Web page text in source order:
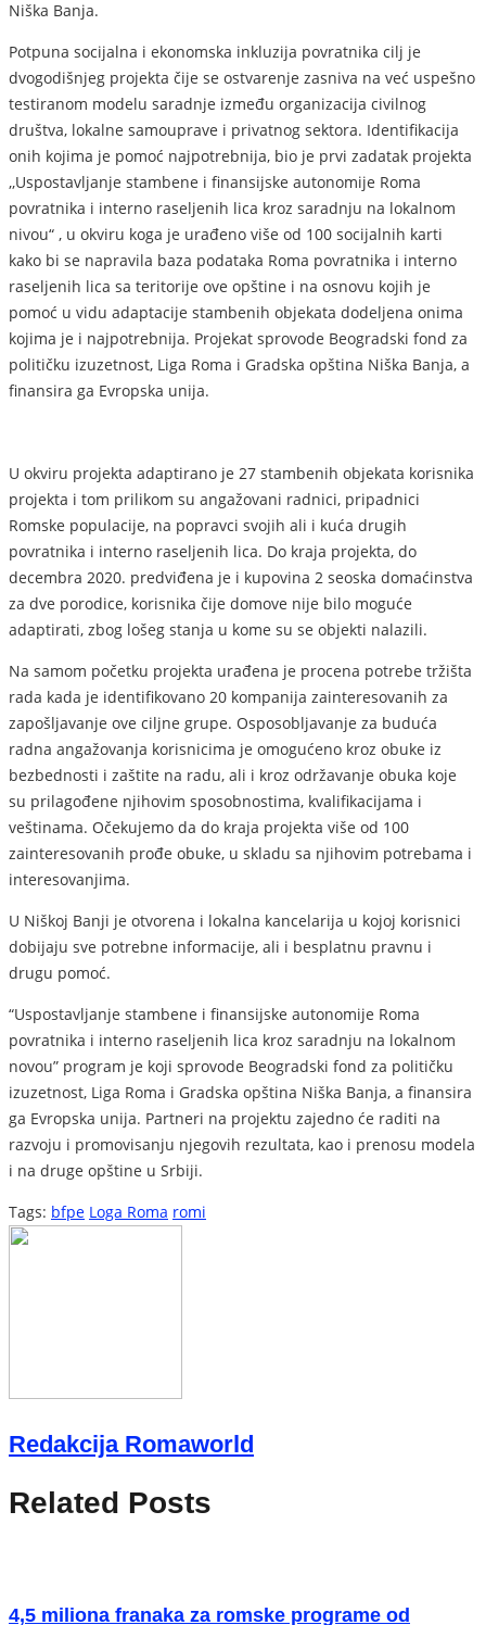
Niška Banja.
Potpuna socijalna i ekonomska inkluzija povratnika cilj je
dvogodišnjeg projekta čije se ostvarenje zasniva na već uspešno
testiranom modelu saradnje između organizacija civilnog
društva, lokalne samouprave i privatnog sektora. Identifikacija
onih kojima je pomoć najpotrebnija, bio je prvi zadatak projekta
,,Uspostavljanje stambene i finansijske autonomije Roma
povratnika i interno raseljenih lica kroz saradnju na lokalnom
nivou“ , u okviru koga je urađeno više od 100 socijalnih karti
kako bi se napravila baza podataka Roma povratnika i interno
raseljenih lica sa teritorije ove opštine i na osnovu kojih je
pomoć u vidu adaptacije stambenih objekata dodeljena onima
kojima je i najpotrebnija. Projekat sprovode Beogradski fond za
političku izuzetnost, Liga Roma i Gradska opština Niška Banja, a
finansira ga Evropska unija.
U okviru projekta adaptirano je 27 stambenih objekata korisnika
projekta i tom prilikom su angažovani radnici, pripadnici
Romske populacije, na popravci svojih ali i kuća drugih
povratnika i interno raseljenih lica. Do kraja projekta, do
decembra 2020. predviđena je i kupovina 2 seoska domaćinstva
za dve porodice, korisnika čije domove nije bilo moguće
adaptirati, zbog lošeg stanja u kome su se objekti nalazili.
Na samom početku projekta urađena je procena potrebe tržišta
rada kada je identifikovano 20 kompanija zainteresovanih za
zapošljavanje ove ciljne grupe. Osposobljavanje za buduća
radna angažovanja korisnicima je omogućeno kroz obuke iz
bezbednosti i zaštite na radu, ali i kroz održavanje obuka koje
su prilagođene njihovim sposobnostima, kvalifikacijama i
veštinama. Očekujemo da do kraja projekta više od 100
zainteresovanih prođe obuke, u skladu sa njihovim potrebama i
interesovanjima.
U Niškoj Banji je otvorena i lokalna kancelarija u kojoj korisnici
dobijaju sve potrebne informacije, ali i besplatnu pravnu i
drugu pomoć.
“Uspostavljanje stambene i finansijske autonomije Roma
povratnika i interno raseljenih lica kroz saradnju na lokalnom
novou” program je koji sprovode Beogradski fond za političku
izuzetnost, Liga Roma i Gradska opština Niška Banja, a finansira
ga Evropska unija. Partneri na projektu zajedno će raditi na
razvoju i promovisanju njegovih rezultata, kao i prenosu modela
i na druge opštine u Srbiji.
Tags: bfpe Loga Roma romi
Redakcija Romaworld
Related Posts
4,5 miliona franaka za romske programe od